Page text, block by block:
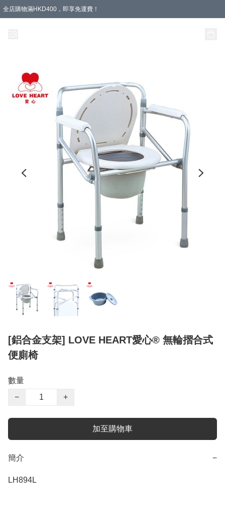
全店購物滿HKD400，即享免運費！
[鋁合金支架] LOVE HEART愛心® 無輪摺合式
便廁椅
數量
−
+
加至購物車
簡介 −
LH894L